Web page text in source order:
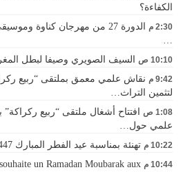
الكفاءة؟
2:30 م
الدورة 27 من مهرجان كناوة
…
10:10 ص السيف الصويري وصيفا لبطل
9:42 م
نقاش علمي معمق بملتقى “ربيع
لتثمين التراث…
1:08 ص
افتتاح أشغال ملتقى “ربيع
علمي حول…
10:22 م تهنئة بمناسبة عيد الفطر المبارك 1447
10:44 م
un Ramadan Moubarak aux